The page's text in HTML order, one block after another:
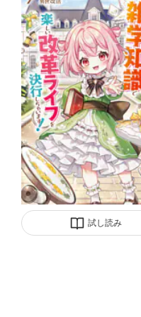
試し読み